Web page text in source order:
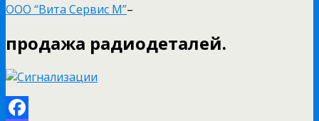
ООО “Вита Сервис М”–
продажа радиодеталей.